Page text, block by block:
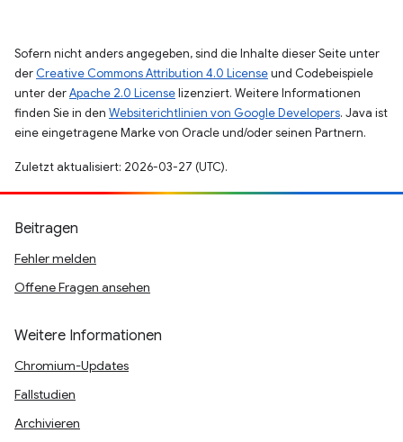
Sofern nicht anders angegeben, sind die Inhalte dieser Seite unter
der Creative Commons Attribution 4.0 Licenseund Codebeispiele
unter derApache 2.0 Licenselizenziert. Weitere Informationen
finden Sie in den Websiterichtlinien von Google Developers. Java ist
eine eingetragene Marke von Oracle und/oder seinen Partnern.
Zuletzt aktualisiert: 2026-03-27 (UTC).
Beitragen
Fehler melden
Offene Fragen ansehen
Weitere Informationen
Chromium-Updates
Fallstudien
Archivieren